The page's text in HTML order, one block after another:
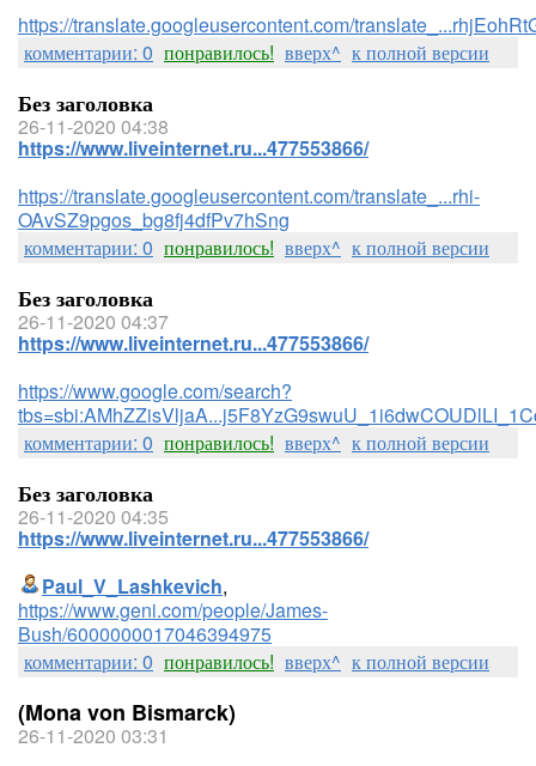
https://translate.googleusercontent.com/
комментарии: 0 понравилось! вверх^ к полной версии
Без заголовка
26-11-2020 04:38
https://www.liveinternet.ru...477553866/
https://translate.googleusercontent.com/translate_...rhi-
OAvSZ9pgos_bg8fj4dfPv7hSng
комментарии: 0 понравилось! вверх^ к полной версии
Без заголовка
26-11-2020 04:37
https://www.liveinternet.ru...477553866/
https://www.google.com/search?
комментарии: 0 понравилось! вверх^ к полной версии
Без заголовка
26-11-2020 04:35
https://www.liveinternet.ru...477553866/
Paul_V_Lashkevich,
https://www.geni.com/people/James-
Bush/6000000017046394975
комментарии: 0 понравилось! вверх^ к полной версии
(Mona von Bismarck)
26-11-2020 03:31